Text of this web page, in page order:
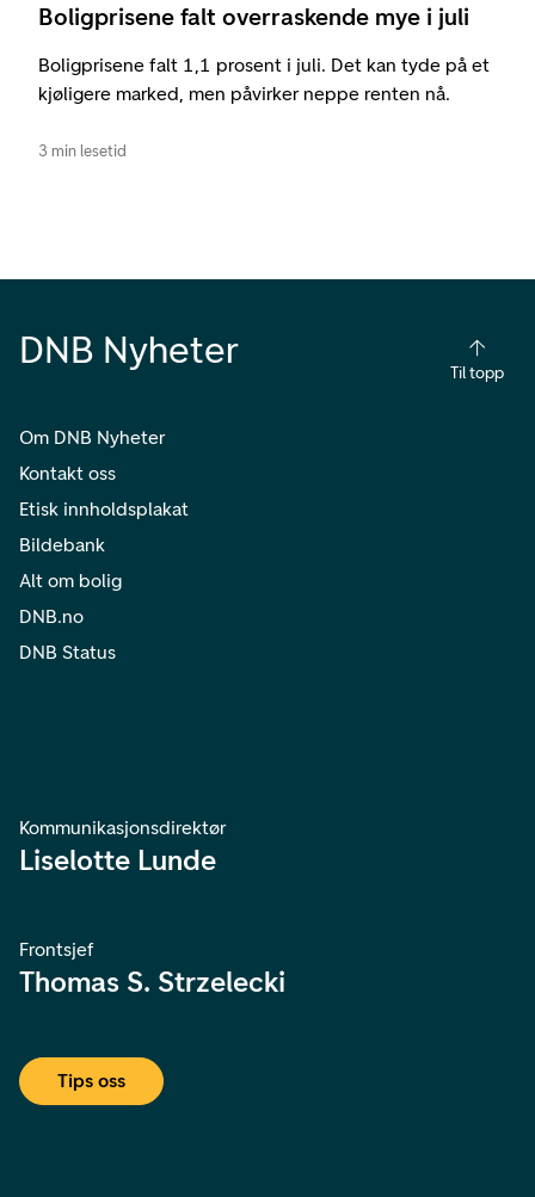
Boligprisene falt overraskende mye i juli
Boligprisene falt 1,1 prosent i juli. Det kan tyde på et
kjøligere marked, men påvirker neppe renten nå.
3 min lesetid
DNB Nyheter
Til topp
Om DNB Nyheter
Kontakt oss
Etisk innholdsplakat
Bildebank
Alt om bolig
DNB.no
DNB Status
Kommunikasjonsdirektør
Liselotte Lunde
Frontsjef
Thomas S. Strzelecki
Tips oss